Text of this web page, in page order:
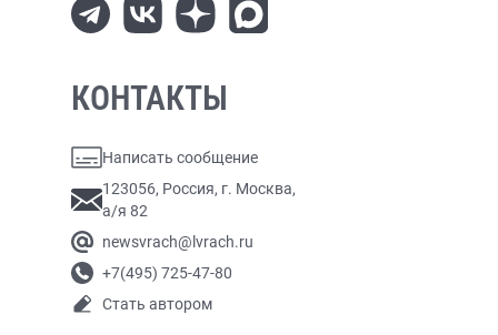
КОНТАКТЫ
Написать сообщение
123056, Россия, г. Москва,
а/я 82
newsvrach@lvrach.ru
+7(495) 725-47-80
Стать автором